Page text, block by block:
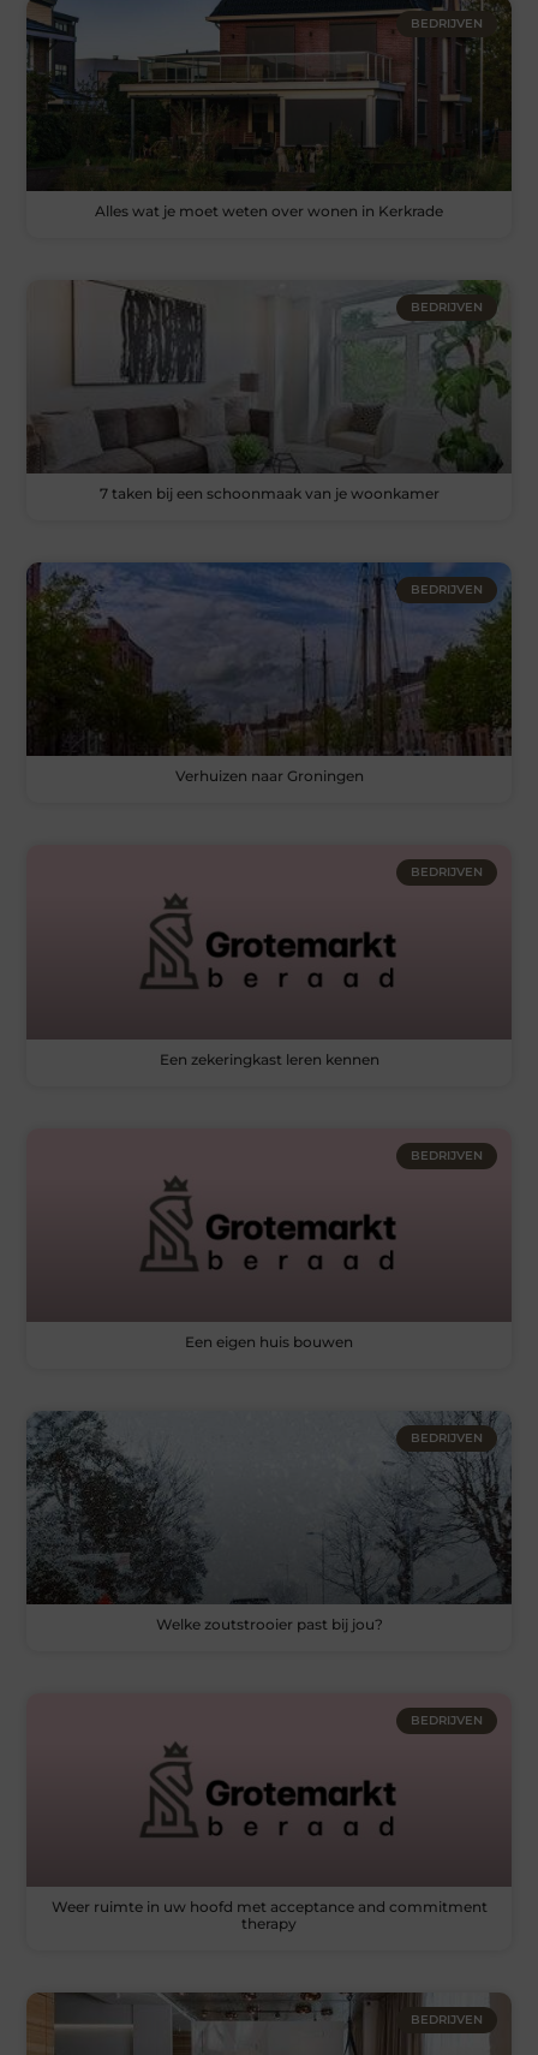
BEDRIJVEN
Alles wat je moet weten over wonen in Kerkrade
BEDRIJVEN
7 taken bij een schoonmaak van je woonkamer
BEDRIJVEN
Verhuizen naar Groningen
BEDRIJVEN
Een zekeringkast leren kennen
BEDRIJVEN
Een eigen huis bouwen
BEDRIJVEN
Welke zoutstrooier past bij jou?
BEDRIJVEN
Weer ruimte in uw hoofd met acceptance and commitment
therapy
BEDRIJVEN